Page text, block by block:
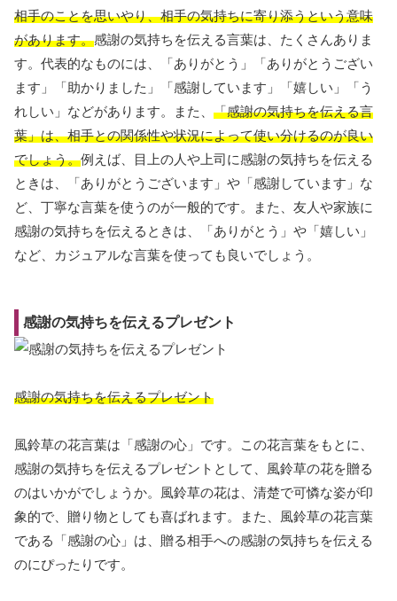
相手のことを思いやり、相手の気持ちに寄り添うという意味
があります。感謝の気持ちを伝える言葉は、たくさんありま
す。代表的なものには、「ありがとう」「ありがとうござい
ます」「助かりました」「感謝しています」「嬉しい」「う
れしい」などがあります。また、 「感謝の気持ちを伝える言
葉」は、相手との関係性や状況によって使い分けるのが良い
でしょう。例えば、目上の人や上司に感謝の気持ちを伝える
ときは、「ありがとうございます」や「感謝しています」な
ど、丁寧な言葉を使うのが一般的です。また、友人や家族に
感謝の気持ちを伝えるときは、「ありがとう」や「嬉しい」
など、カジュアルな言葉を使っても良いでしょう。
感謝の気持ちを伝えるプレゼント
感謝の気持ちを伝えるプレゼント
風鈴草の花言葉は「感謝の心」です。この花言葉をもとに、
感謝の気持ちを伝えるプレゼントとして、風鈴草の花を贈る
のはいかがでしょうか。風鈴草の花は、清楚で可憐な姿が印
象的で、贈り物としても喜ばれます。また、風鈴草の花言葉
である「感謝の心」は、贈る相手への感謝の気持ちを伝える
のにぴったりです。